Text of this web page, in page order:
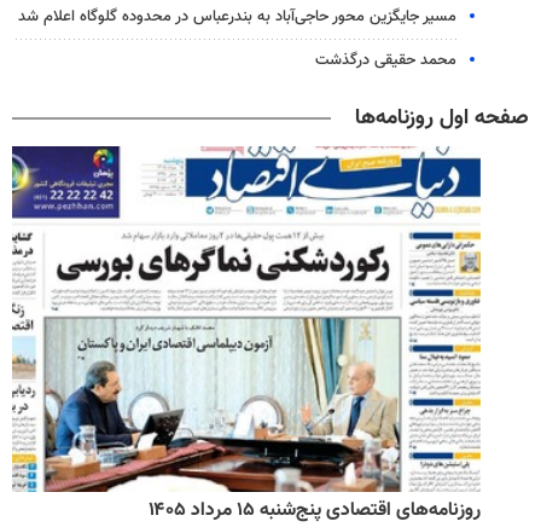
مسیر جایگزین محور حاجی‌آباد به بندرعباس در محدوده گلوگاه اعلام شد
محمد حقیقی درگذشت
صفحه اول روزنامه‌ها
روزنامه‌های اقتصادی پنج‌شنبه ۱۵ مرداد ۱۴۰۵